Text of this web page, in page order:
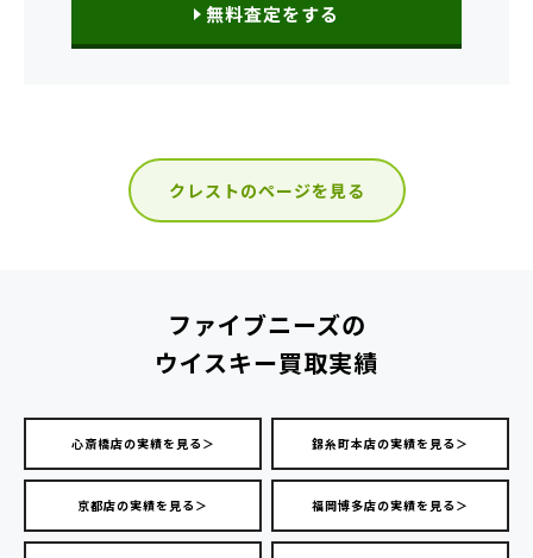
無料査定をする
クレストのページを見る
ファイブニーズの
ウイスキー買取実績
心斎橋店の実績を見る＞ 錦糸町本店の実績を見る＞
京都店の実績を見る＞ 福岡博多店の実績を見る＞